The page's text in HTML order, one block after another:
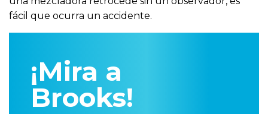
fácil que ocurra un accidente.
¡Mira a
Brooks!